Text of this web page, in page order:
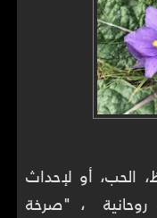
الحب، أو لإحداث
، "صرخة